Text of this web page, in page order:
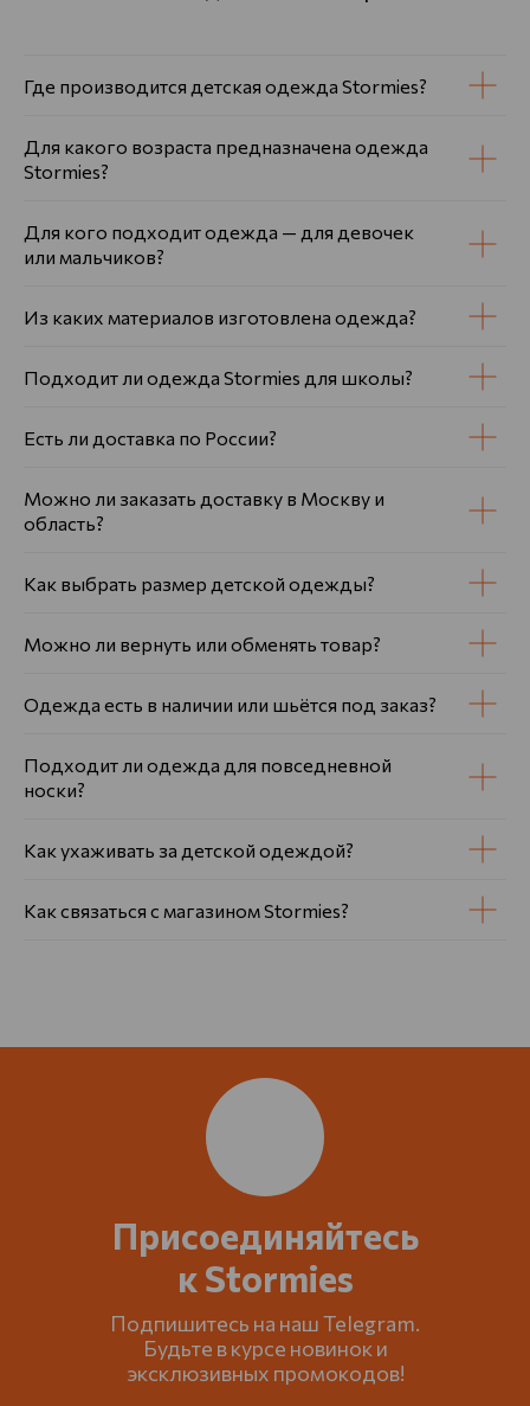
Где производится детская одежда Stormies?
Для какого возраста предназначена одежда
Stormies?
Для кого подходит одежда — для девочек
или мальчиков?
Из каких материалов изготовлена одежда?
Подходит ли одежда Stormies для школы?
Есть ли доставка по России?
Можно ли заказать доставку в Москву и
область?
Как выбрать размер детской одежды?
Можно ли вернуть или обменять товар?
Одежда есть в наличии или шьётся под заказ?
Подходит ли одежда для повседневной
носки?
Как ухаживать за детской одеждой?
Как связаться с магазином Stormies?
Подпишитесь на наш Telegram.
Будьте в курсе новинок и
эксклюзивных промокодов!
Присоединяйтесь
к Stormies